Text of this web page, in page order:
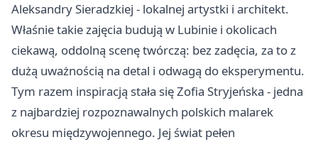
Aleksandry Sieradzkiej - lokalnej artystki i architekt.
Właśnie takie zajęcia budują w Lubinie i okolicach
ciekawą, oddolną scenę twórczą: bez zadęcia, za to z
dużą uważnością na detal i odwagą do eksperymentu.
Tym razem inspiracją stała się Zofia Stryjeńska - jedna
z najbardziej rozpoznawalnych polskich malarek
okresu międzywojennego. Jej świat pełen